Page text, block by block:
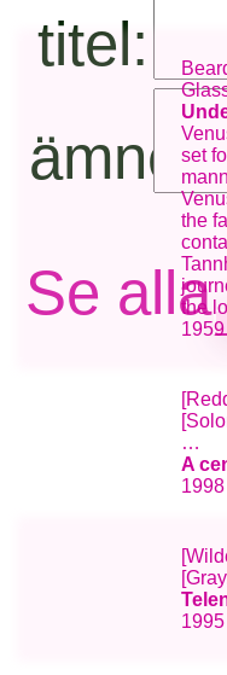
titel:
Se
set
the
the
1959
…
A
1998
1995